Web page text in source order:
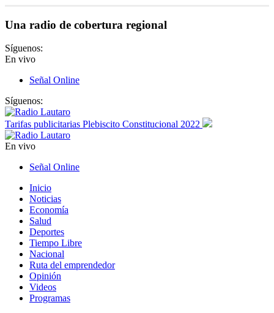
Una radio de cobertura regional
Síguenos:
En vivo
Señal Online
Síguenos:
Tarifas publicitarias Plebiscito Constitucional 2022
En vivo
Señal Online
Inicio
Noticias
Economía
Salud
Deportes
Tiempo Libre
Nacional
Ruta del emprendedor
Opinión
Videos
Programas